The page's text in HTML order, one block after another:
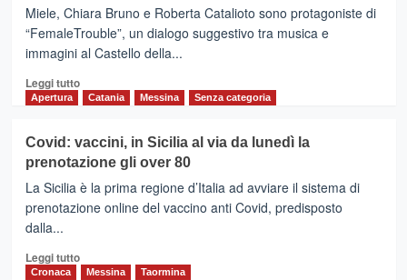
ha
consegnato
cento
mezzi
al
volontariato
Miele, Chiara Bruno e Roberta Catalioto sono protagoniste di
“FemaleTrouble”, un dialogo suggestivo tra musica e
immagini al Castello della...
Leggi tuttoLeggi
“FemaleTrouble”
Musica
e
arte
in
spettacolo
al
Apertura Catania Messina Senza categoria
Covid: vaccini, in Sicilia al via da lunedì la
prenotazione gli over 80
La Sicilia è la prima regione d’Italia ad avviare il sistema di
prenotazione online del vaccino anti Covid, predisposto
dalla...
Leggi tuttoLeggi
di
Cronaca Messina Taormina